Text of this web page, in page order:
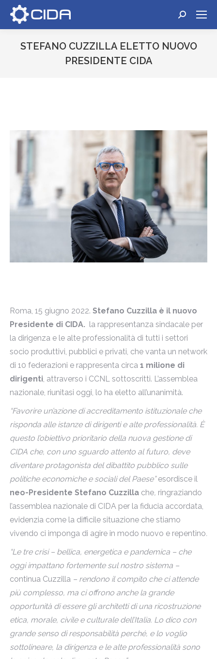
Cerca:
STEFANO CUZZILLA ELETTO NUOVO
PRESIDENTE CIDA
Roma, 15 giugno 2022. Stefano Cuzzilla è il nuovo
Presidente di CIDA. la rappresentanza sindacale per
la dirigenza e le alte professionalità di tutti i settori
socio produttivi, pubblici e privati, che vanta un network
di 10 federazioni e rappresenta circa 1 milione di
dirigenti, attraverso i CCNL sottoscritti. L’assemblea
nazionale, riunitasi oggi, lo ha eletto all’unanimità.
“Favorire un’azione di accreditamento istituzionale che
risponda alle istanze di dirigenti e alte professionalità. È
questo l’obiettivo prioritario della nuova gestione di
CIDA che, con uno sguardo attento al futuro, deve
diventare protagonista del dibattito pubblico sulle
politiche economiche e sociali del Paese”esordisce il
neo-Presidente Stefano Cuzzilla che, ringraziando
l’assemblea nazionale di CIDA per la fiducia accordata,
evidenzia come la difficile situazione che stiamo
vivendo ci imponga di agire in modo nuovo e repentino.
“Le tre crisi – bellica, energetica e pandemica – che
oggi impattano fortemente sul nostro sistema –
continua Cuzzilla – rendono il compito che ci attende
più complesso, ma ci offrono anche la grande
opportunità di essere gli architetti di una ricostruzione
etica, morale, civile e culturale dell’Italia. Lo dico con
grande senso di responsabilità perché, e lo voglio
sottolineare, la dirigenza e le alte professionalità sono